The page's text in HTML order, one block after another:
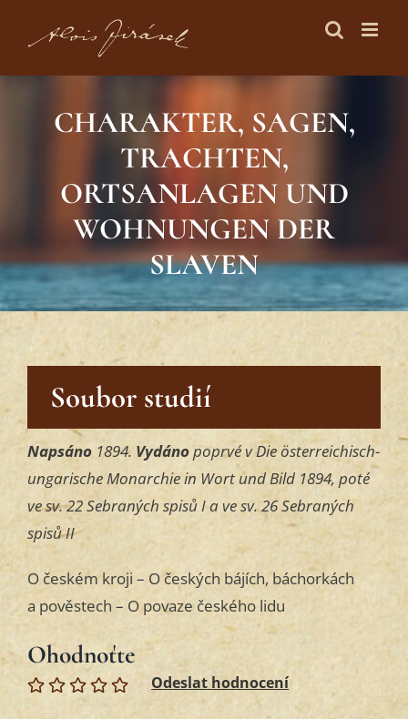
CHARAKTER, SAGEN,
TRACHTEN,
ORTSANLAGEN UND
WOHNUNGEN DER
SLAVEN
Soubor studií
Napsáno 1894. Vydánopoprvé v Die österreichisch-
ungarische Monarchie in Wort und Bild 1894, poté
ve sv. 22 Sebraných spisů I a ve sv. 26 Sebraných
spisů II
O českém kroji – O českých bájích, báchorkách
a pověstech – O povaze českého lidu
Ohodnoťte